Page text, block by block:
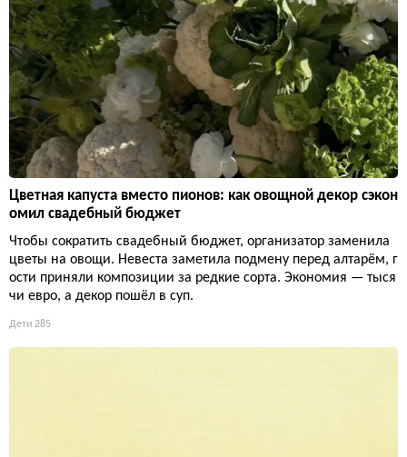
Цветная капуста вместо пионов: как овощной декор сэкон
омил свадебный бюджет
Чтобы сократить свадебный бюджет, организатор заменила
цветы на овощи. Невеста заметила подмену перед алтарём, г
ости приняли композиции за редкие сорта. Экономия — тыся
чи евро, а декор пошёл в суп.
Дети 285